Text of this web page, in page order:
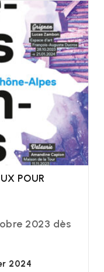
POUR
2023 dès
2024